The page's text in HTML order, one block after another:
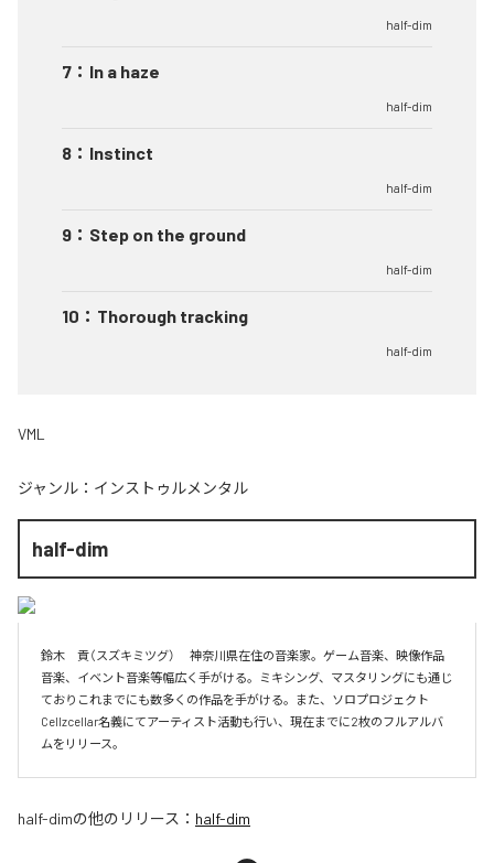
half-dim
7 ： In a haze
half-dim
8 ： Instinct
half-dim
9 ： Step on the ground
half-dim
10 ： Thorough tracking
half-dim
VML
ジャンル： インストゥルメンタル
half-dim
鈴木　貢（スズキミツグ） 　神奈川県在住の音楽家。ゲーム音楽、映像作品
音楽、イベント音楽等幅広く手がける。ミキシング、マスタリングにも通じ
ておりこれまでにも数多くの作品を手がける。また、ソロプロジェクト
Cellzcellar名義にてアーティスト活動も行い、現在までに2枚のフルアルバ
ムをリリース。
half-dimの他のリリース： half-dim